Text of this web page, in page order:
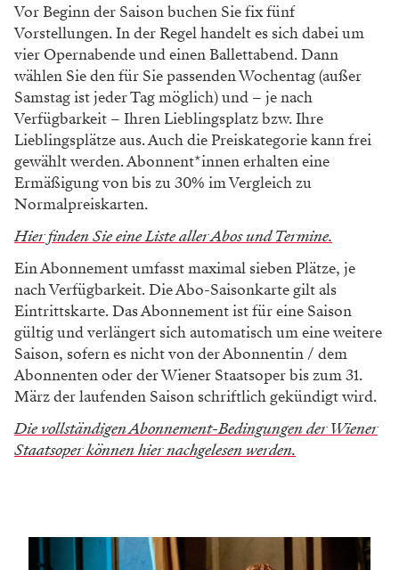
Vor Beginn der Saison buchen Sie fix fünf
Vorstellungen. In der Regel handelt es sich dabei um
vier Opernabende und einen Ballettabend. Dann
wählen Sie den für Sie passenden Wochentag (außer
Samstag ist jeder Tag möglich) und – je nach
Verfügbarkeit – Ihren Lieblingsplatz bzw. Ihre
Lieblingsplätze aus. Auch die Preiskategorie kann frei
gewählt werden. Abonnent*innen erhalten eine
Ermäßigung von bis zu 30% im Vergleich zu
Normalpreiskarten.
Hier finden Sie eine Liste aller Abos und Termine.
Ein Abonnement umfasst maximal sieben Plätze, je
nach Verfügbarkeit. Die Abo-Saisonkarte gilt als
Eintrittskarte. Das Abonnement ist für eine Saison
gültig und verlängert sich automatisch um eine weitere
Saison, sofern es nicht von der Abonnentin / dem
Abonnenten oder der Wiener Staatsoper bis zum 31.
März der laufenden Saison schriftlich gekündigt wird.
Die vollständigen Abonnement-Bedingungen der Wiener
Staatsoper können hier nachgelesen werden.